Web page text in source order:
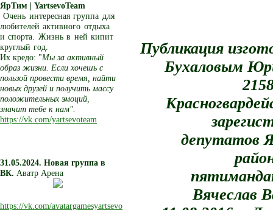
Публикация
Бухаловым
депутатов
Вячеслав
ЯрТим | YartsevoTeam
Очень интересная группа для
любителей активного отдыха
и спорта. Жизнь в ней кипит
круглый год.
Их кредо: "Мы за активный
образ жизни. Если хочешь с
пользой провести время, найти
новых друзей и получить массу
положительных эмоций,
значит тебе к нам".
https://vk.com/yartsevoteam
31.05.2024. Новая группа в
ВК. Аватр Арена
https://vk.com/avatargamesyartsevo